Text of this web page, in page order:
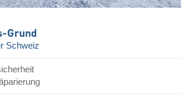
Grund
Schweiz